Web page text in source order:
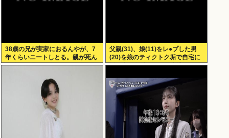
38歳の兄が実家におるんやが、7
年くらいニートしとる。親が死ん
だ後の処理どうしよう
父親(31)、娘(11)をレ●プした男
(20)を娘のティクトク垢で自宅に
誘い出し自助 2人とも逮捕